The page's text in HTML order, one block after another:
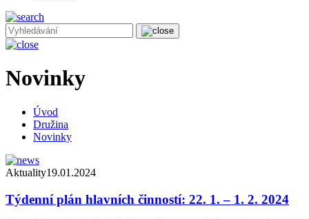
Novinky
Úvod
Družina
Novinky
Aktuality19.01.2024
Týdenní plán hlavních činností: 22. 1. – 1. 2. 2024